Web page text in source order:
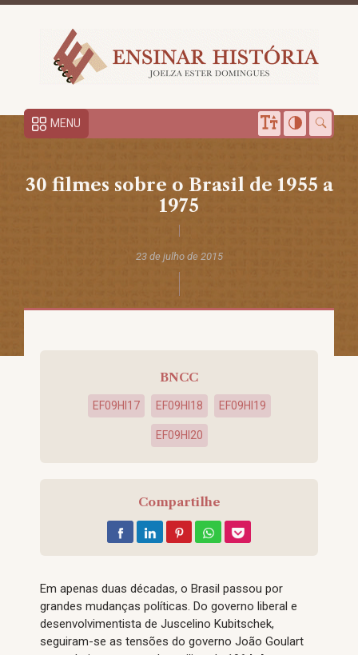
MENU
30 filmes sobre o Brasil de 1955 a
1975
23 de julho de 2015
BNCC
EF09HI17 EF09HI18 EF09HI19
EF09HI20
Compartilhe
Em apenas duas décadas, o Brasil passou por
grandes mudanças políticas. Do governo liberal e
desenvolvimentista de Juscelino Kubitschek,
seguiram-se as tensões do governo João Goulart